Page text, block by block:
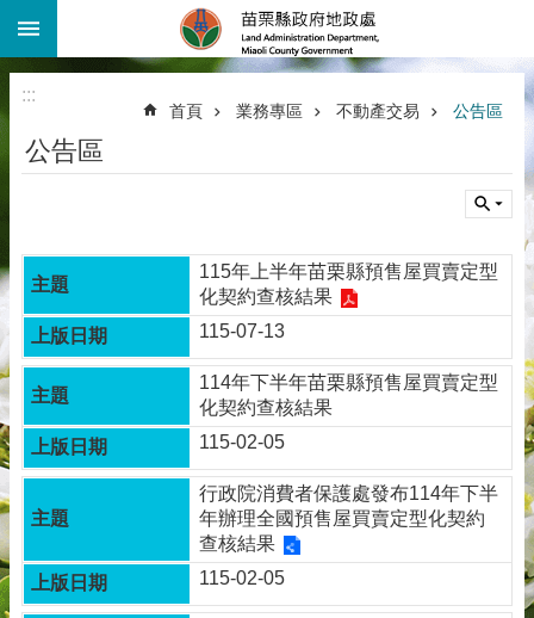
跳到主要內容區塊
搜
機
公
訊
線
上
查
詢
業
專
區
:::
首頁 業務專區 不動產交易 公告區
公告區
115年上半年苗栗縣預售屋買賣定型
化契約查核結果
115-07-13
114年下半年苗栗縣預售屋買賣定型
化契約查核結果
115-02-05
行政院消費者保護處發布114年下半
年辦理全國預售屋買賣定型化契約
查核結果
115-02-05